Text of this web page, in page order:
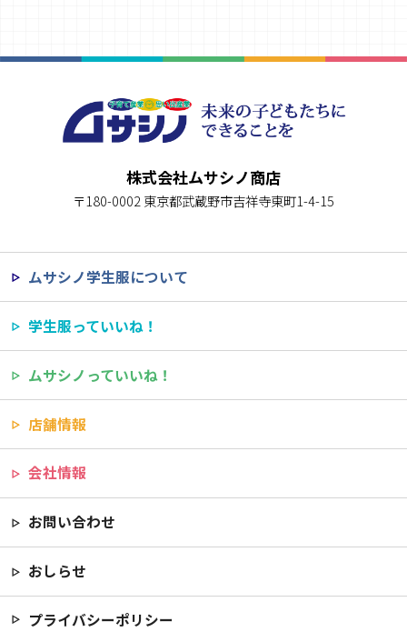
株式会社ムサシノ商店
〒180-0002 東京都武蔵野市吉祥寺東町1-4-15
ムサシノ学生服について
学生服っていいね！
ムサシノっていいね！
店舗情報
会社情報
お問い合わせ
おしらせ
プライバシーポリシー